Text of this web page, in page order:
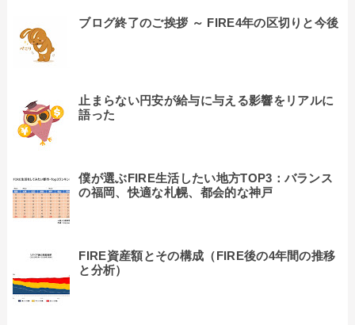
ブログ終了のご挨拶 ～ FIRE4年の区切りと今後
止まらない円安が給与に与える影響をリアルに
語った
僕が選ぶFIRE生活したい地方TOP3：バランス
の福岡、快適な札幌、都会的な神戸
FIRE資産額とその構成（FIRE後の4年間の推移
と分析）